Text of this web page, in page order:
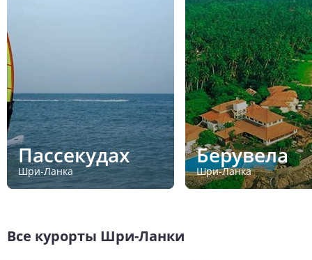
Пассекудах
Шри-Ланка
Берувела
Шри-Ланка
Все курорты Шри-Ланки